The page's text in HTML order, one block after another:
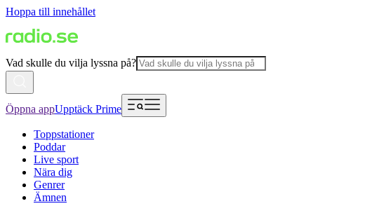
Hoppa till innehållet
Vad skulle du vilja lyssna på?
Öppna appUpptäck Prime
Toppstationer
Poddar
Live sport
Nära dig
Genrer
Ämnen